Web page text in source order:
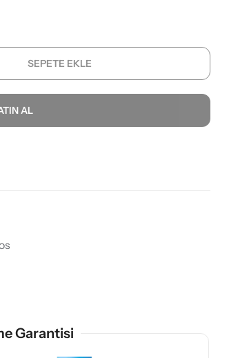
SEPETE EKLE
AL
Garantisi